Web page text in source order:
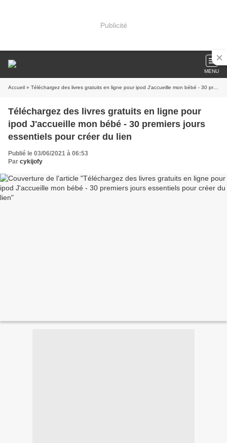
Publicité
MENU
Accueil » Téléchargez des livres gratuits en ligne pour ipod J'accueille mon bébé - 30 premiers jours essentiels pour créer du lien
Téléchargez des livres gratuits en ligne pour
ipod J'accueille mon bébé - 30 premiers jours
essentiels pour créer du lien
Publié le 03/06/2021 à 06:53
Par cykijofy